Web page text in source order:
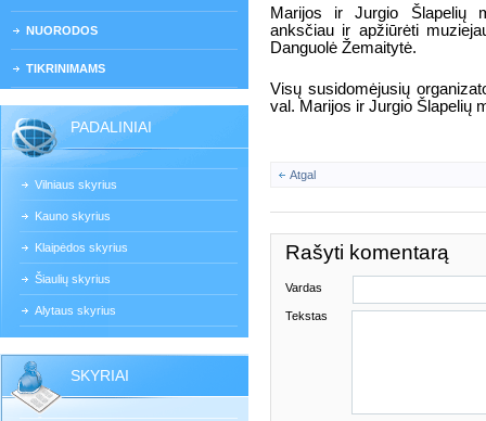
NUORODOS
TIKRINIMAMS
PADALINIAI
Vilniaus skyrius
Kauno skyrius
Klaipėdos skyrius
Šiaulių skyrius
Alytaus skyrius
SKYRIAI
Marijos ir Jurgio Šlapelių
anksčiau ir apžiūrėti
Danguolė Žemaitytė.
Visų susidomėjusių
val. Marijos ir Jurgio Šlapelių
Atgal
Rašyti komentarą
Vardas
Tekstas